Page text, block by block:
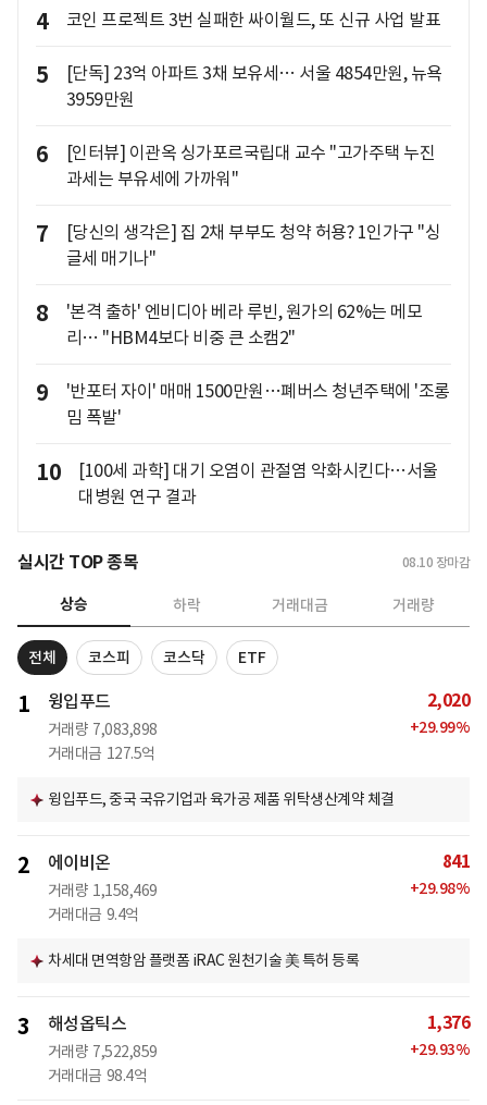
4 코인 프로젝트 3번 실패한 싸이월드, 또 신규 사업 발표
5
[단독] 23억 아파트 3채 보유세… 서울 4854만원, 뉴욕
3959만원
6
[인터뷰] 이관옥 싱가포르국립대 교수 "고가주택 누진
과세는 부유세에 가까워"
7
[당신의 생각은] 집 2채 부부도 청약 허용? 1인가구 "싱
글세 매기나"
8
'본격 출하' 엔비디아 베라 루빈, 원가의 62%는 메모
리… "HBM4보다 비중 큰 소캠2"
9
'반포터 자이' 매매 1500만원…폐버스 청년주택에 '조롱
밈 폭발'
10
[100세 과학] 대기 오염이 관절염 악화시킨다…서울
대병원 연구 결과
실시간 TOP 종목 08.10 장마감
상승 하락 거래대금 거래량
전체 코스피 코스닥 ETF
1 윙입푸드
거래량 7,083,898
거래대금 127.5억
2,020
+29.99%
윙입푸드, 중국 국유기업과 육가공 제품 위탁생산계약 체결
2 에이비온
거래량 1,158,469
거래대금 9.4억
841
+29.98%
차세대 면역항암 플랫폼 iRAC 원천기술 美 특허 등록
3 해성옵틱스
거래량 7,522,859
거래대금 98.4억
1,376
+29.93%